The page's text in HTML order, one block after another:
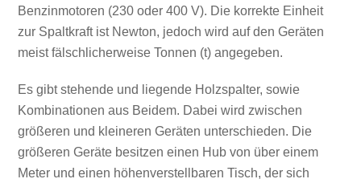
Benzinmotoren (230 oder 400 V). Die korrekte Einheit
zur Spaltkraft ist Newton, jedoch wird auf den Geräten
meist fälschlicherweise Tonnen (t) angegeben.
Es gibt stehende und liegende Holzspalter, sowie
Kombinationen aus Beidem. Dabei wird zwischen
größeren und kleineren Geräten unterschieden. Die
größeren Geräte besitzen einen Hub von über einem
Meter und einen höhenverstellbaren Tisch, der sich